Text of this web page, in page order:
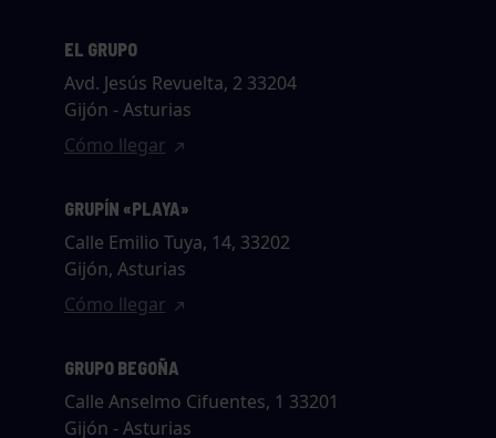
EL GRUPO
Avd. Jesús Revuelta, 2 33204
Gijón - Asturias
Cómo llegar
GRUPÍN «PLAYA»
Calle Emilio Tuya, 14, 33202
Gijón, Asturias
Cómo llegar
GRUPO BEGOÑA
Calle Anselmo Cifuentes, 1 33201
Gijón - Asturias